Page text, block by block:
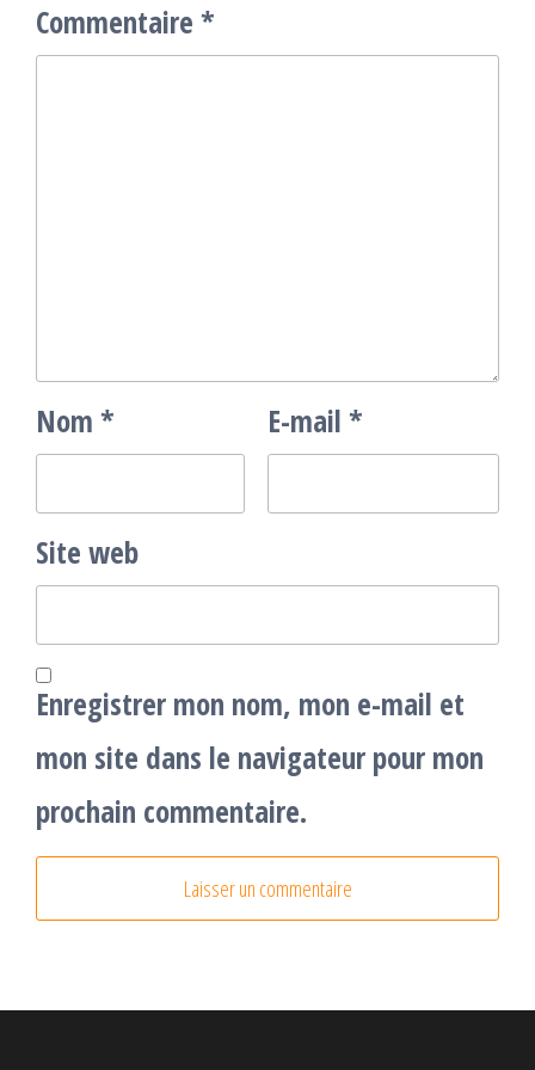
Commentaire *
Nom * E-mail *
Site web
Enregistrer mon nom, mon e-mail et
mon site dans le navigateur pour mon
prochain commentaire.